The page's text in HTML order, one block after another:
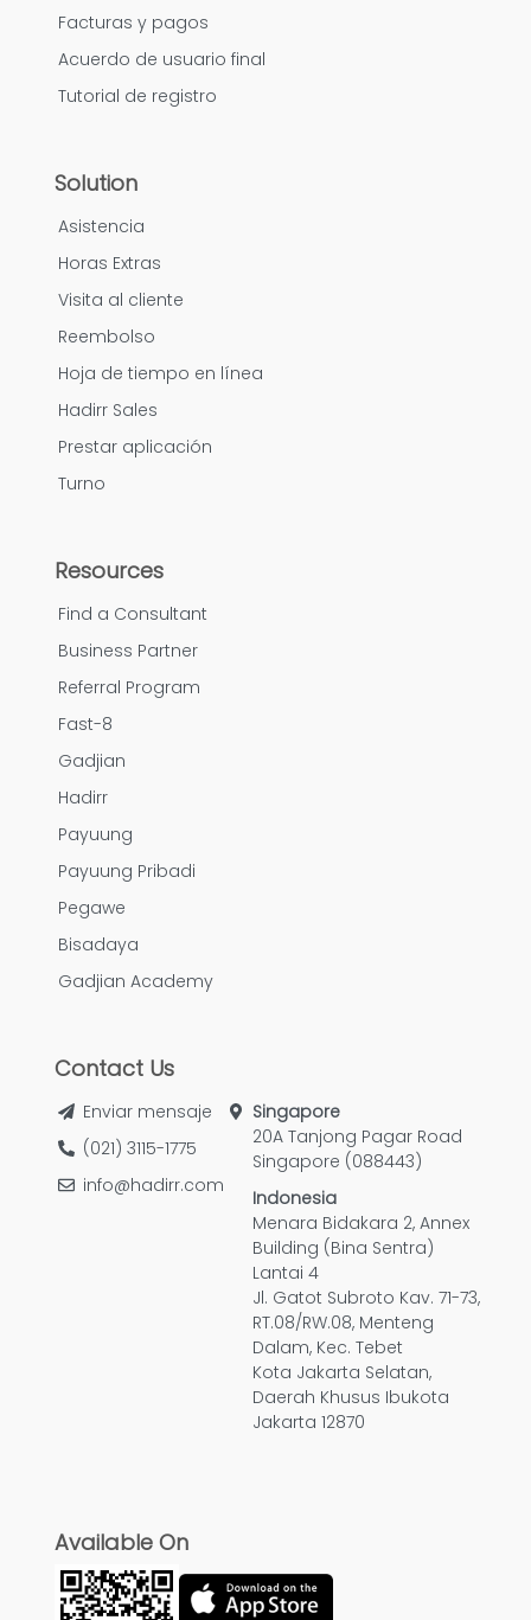
Facturas y pagos
Acuerdo de usuario final
Tutorial de registro
Solution
Asistencia
Horas Extras
Visita al cliente
Reembolso
Hoja de tiempo en línea
Hadirr Sales
Prestar aplicación
Turno
Resources
Find a Consultant
Business Partner
Referral Program
Fast-8
Gadjian
Hadirr
Payuung
Payuung Pribadi
Pegawe
Bisadaya
Gadjian Academy
Contact Us
Enviar mensaje
(021) 3115-1775
info@hadirr.com
Singapore
20A Tanjong Pagar Road
Singapore (088443)
Indonesia
Menara Bidakara 2, Annex
Building (Bina Sentra)
Lantai 4
Jl. Gatot Subroto Kav. 71-73,
RT.08/RW.08, Menteng
Dalam, Kec. Tebet
Kota Jakarta Selatan,
Daerah Khusus Ibukota
Jakarta 12870
Available On